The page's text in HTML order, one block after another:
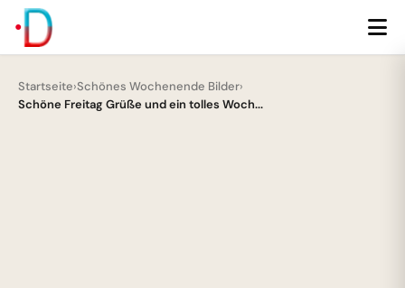
Startseite›Schönes Wochenende Bilder›
Schöne Freitag Grüße und ein tolles Woch...